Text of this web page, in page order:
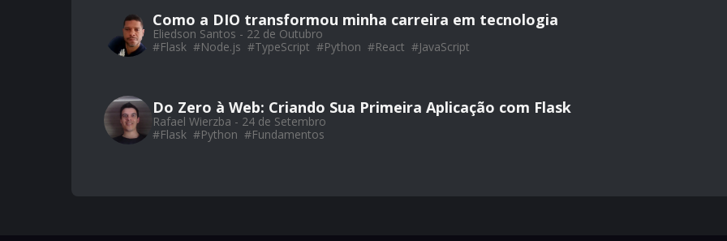
Como a DIO transformou minha carreira em tecnologia
Eliedson Santos - 22 de Outubro
#Flask #Node.js #TypeScript #Python #React #JavaScript
Do Zero à Web: Criando Sua Primeira Aplicação com Flask
Rafael Wierzba - 24 de Setembro
#Flask #Python #Fundamentos